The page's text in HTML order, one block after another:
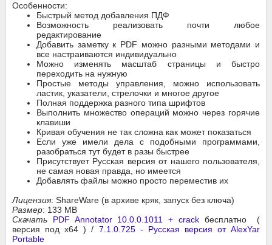
Особенности:
Быстрый метод добавления ПДФ
Возможность реализовать почти любое
редактирование
Добавить заметку к PDF можно разными методами и
все настраиваются индивидуально
Можно изменять масштаб страницы и быстро
переходить на нужную
Простые методы управления, можно использовать
ластик, указатели, стрелочки и многое другое
Полная поддержка разного типа шрифтов
Выполнить множество операций можно через горячие
клавиши
Кривая обучения не так сложна как может показаться
Если уже имели дела с подобными программами,
разобраться тут будет в разы быстрее
Присутствует Русская версия от нашего пользователя,
не самая новая правда, но имеется
Добавлять файлы можно просто переместив их
Лицензия: ShareWare (в архиве кряк, запуск без ключа)
Размер: 133 MB
Скачать PDF Annotator 10.0.0.1011 + crackбесплатно (
версия под x64 ) / 7.1.0.725 - Русская версия от AlexYar
Portable